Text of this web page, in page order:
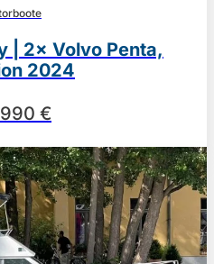
| 2× Volvo Penta,
2024
€